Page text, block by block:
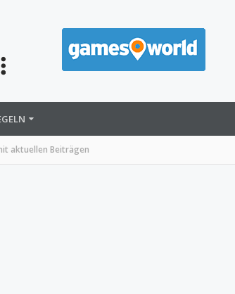
aktuellen Beiträgen